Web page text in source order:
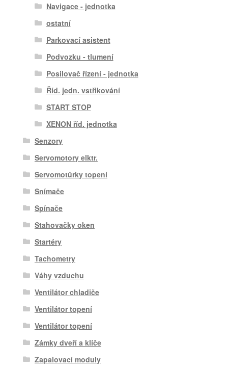
Navigace - jednotka
ostatní
Parkovací asistent
Podvozku - tlumení
Posilovač řízení - jednotka
Říd. jedn. vstřikování
START STOP
XENON říd. jednotka
Senzory
Servomotory elktr.
Servomotůrky topení
Snímače
Spínače
Stahovačky oken
Startéry
Tachometry
Váhy vzduchu
Ventilátor chladiče
Ventilátor topení
Ventilátor topení
Zámky dveří a klíče
Zapalovací moduly